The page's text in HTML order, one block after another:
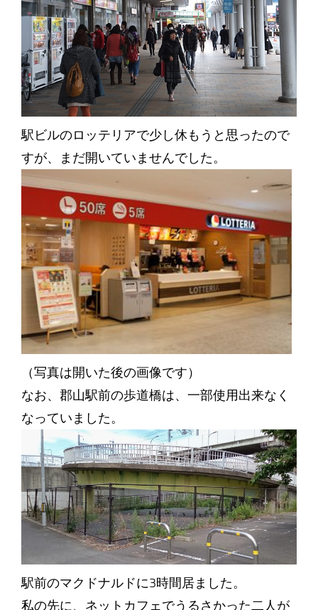
駅ビルのロッテリアで少し休もうと思ったので
すが、まだ開いていませんでした。
（写真は開いた後の画像です）
なお、郡山駅前の歩道橋は、一部使用出来なく
なっていました。
駅前のマクドナルドに3時間居ました。
私の先に、ネットカフェでうるさかった二人が